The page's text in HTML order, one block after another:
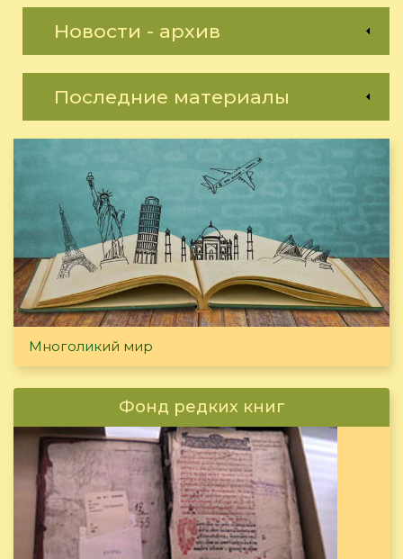
Новости - архив
Последние материалы
Многоликий мир
Фонд редких книг